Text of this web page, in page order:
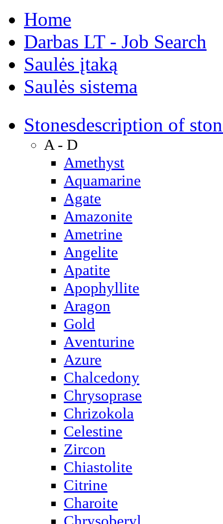
Home
Darbas LT - Job Search
Saulės įtaką
Saulės sistema
Stonesdescription of
A - D
Amethyst
Aquamarine
Agate
Amazonite
Ametrine
Angelite
Apatite
Apophyllite
Aragon
Gold
Аventurine
Azure
Chalcedony
Chrysoprase
Chrizokola
Celestine
Zircon
Chiastolite
Citrine
Charoite